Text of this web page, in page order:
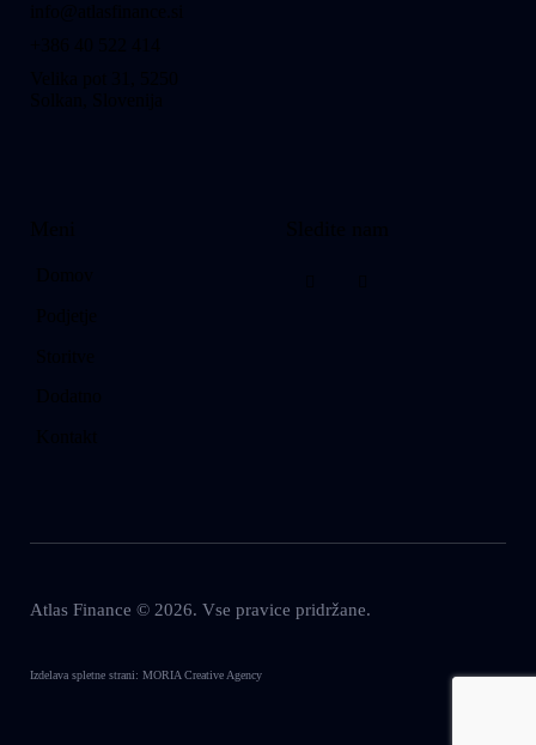
Atlas Finance © 2026. Vse pravice pridržane.
Izdelava spletne strani: MORIA Creative Agency